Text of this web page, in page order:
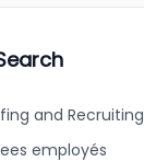
and Recruiting
employés